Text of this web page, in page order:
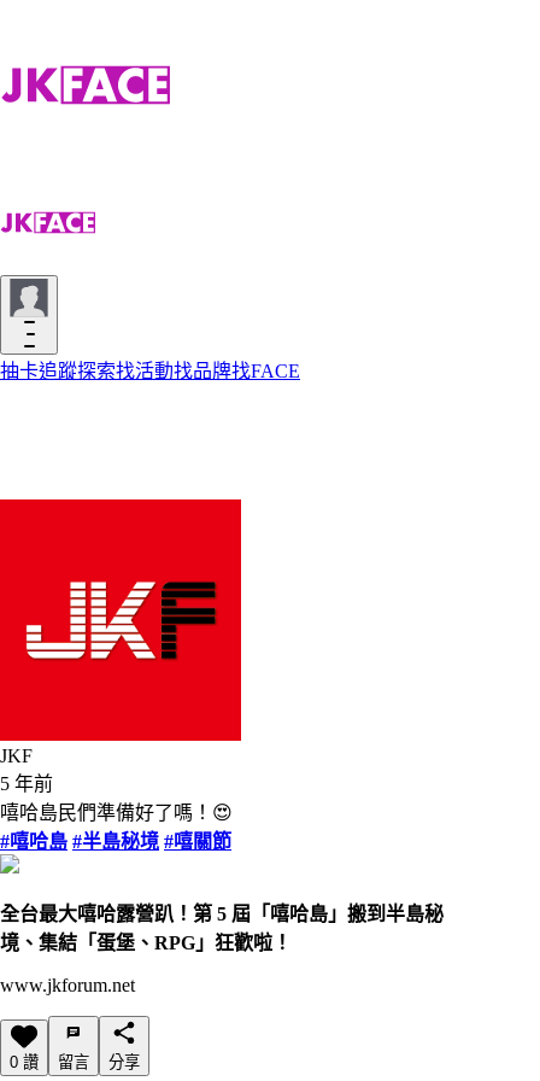
抽卡追蹤探索找活動找品牌找FACE
JKF
5 年前
嘻哈島民們準備好了嗎！😍
#嘻哈島 #半島秘境 #嘻關節
全台最大嘻哈露營趴！第 5 屆「嘻哈島」搬到半島秘
境、集結「蛋堡、RPG」狂歡啦！
www.jkforum.net
0 讚 留言 分享